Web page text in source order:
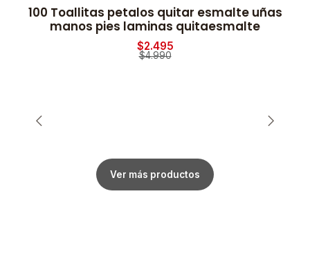
-50% OFF
100 Toallitas petalos quitar esmalte uñas
manos pies laminas quitaesmalte
$2.495
$4.990
Ver más productos